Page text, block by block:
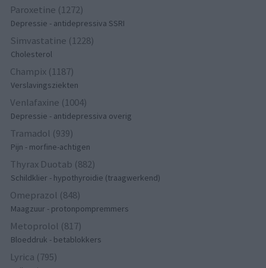
Paroxetine (1272)
Depressie - antidepressiva SSRI
Simvastatine (1228)
Cholesterol
Champix (1187)
Verslavingsziekten
Venlafaxine (1004)
Depressie - antidepressiva overig
Tramadol (939)
Pijn - morfine-achtigen
Thyrax Duotab (882)
Schildklier - hypothyroidie (traagwerkend)
Omeprazol (848)
Maagzuur - protonpompremmers
Metoprolol (817)
Bloeddruk - betablokkers
Lyrica (795)